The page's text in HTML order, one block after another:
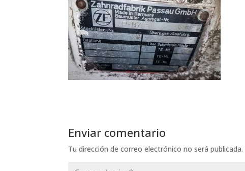
Enviar comentario
Tu dirección de correo electrónico no será publicada.